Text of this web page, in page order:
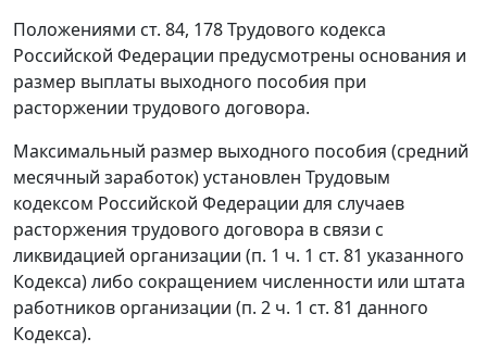
Положениями ст. 84, 178 Трудового кодекса
Российской Федерации предусмотрены основания и
размер выплаты выходного пособия при
расторжении трудового договора.
Максимальный размер выходного пособия (средний
месячный заработок) установлен Трудовым
кодексом Российской Федерации для случаев
расторжения трудового договора в связи с
ликвидацией организации (п. 1 ч. 1 ст. 81 указанного
Кодекса) либо сокращением численности или штата
работников организации (п. 2 ч. 1 ст. 81 данного
Кодекса).